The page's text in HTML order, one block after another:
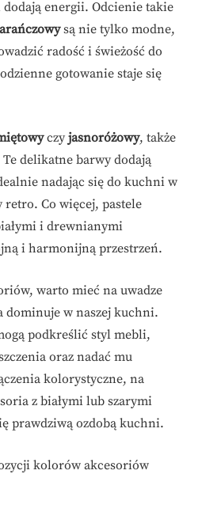
energii. Odcienie takie
są nie tylko modne,
radość i świeżość do
gotowanie staje się
czy jasnoróżowy, także
delikatne barwy dodają
nadając się do kuchni w
Co więcej, pastele
i drewnianymi
i harmonijną przestrzeń.
warto mieć na uwadze
dominuje w naszej kuchni.
podkreślić styl mebli,
oraz nadać mu
kolorystyczne, na
z białymi lub szarymi
prawdziwą ozdobą kuchni.
kolorów akcesoriów